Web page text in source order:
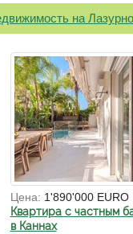
на
Цена: 1'890'000 EURO
Квартира с частным
в Каннах